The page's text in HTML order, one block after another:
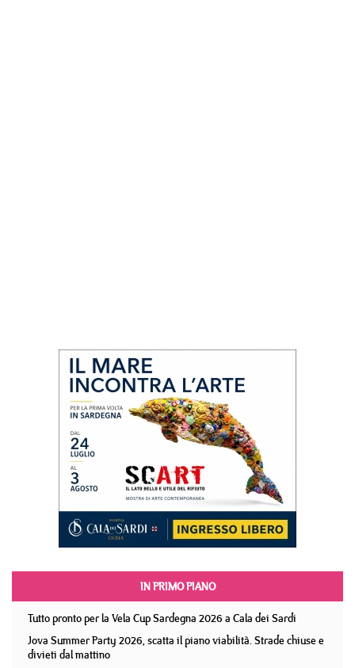
IN PRIMO PIANO
Tutto pronto per la Vela Cup Sardegna 2026 a Cala dei Sardi
Jova Summer Party 2026, scatta il piano viabilità. Strade chiuse e
divieti dal mattino